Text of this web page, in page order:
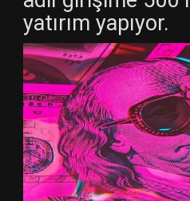
yatırım yapıyor.